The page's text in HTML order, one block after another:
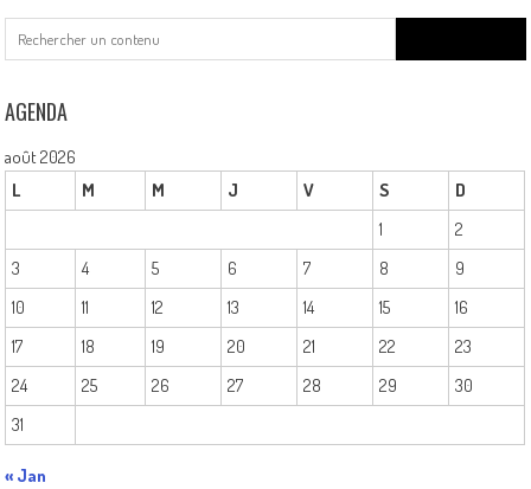
for:
AGENDA
août 2026
L
M M J V S
D
1
2
3
4 5 6 7 8
9
10
11 12 13 14 15
16
17
18 19 20 21 22
23
24
25 26 27 28 29
30
31
« Jan